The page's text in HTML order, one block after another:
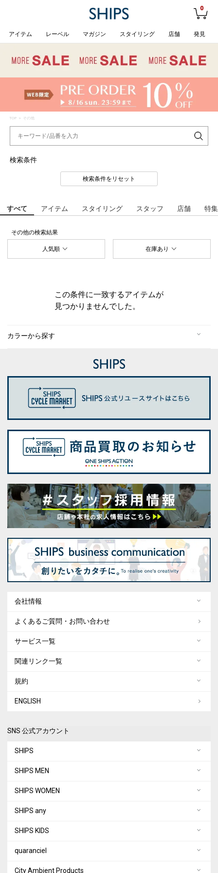
0
アイテム レーベル マガジン スタイリング 店舗 発見
TOP > その他
検索条件
検索条件をリセット
すべて アイテム スタイリング スタッフ 店舗 特集
その他の検索結果
人気順 在庫あり
この条件に一致するアイテムが
見つかりませんでした。
カラーから探す
会社情報
よくあるご質問・お問い合わせ
サービス一覧
関連リンク一覧
規約
ENGLISH
SNS 公式アカウント
SHIPS
SHIPS MEN
SHIPS WOMEN
SHIPS any
SHIPS KIDS
quaranciel
City Ambient Products